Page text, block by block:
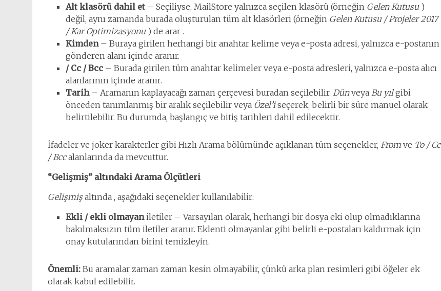
Alt klasörü dahil et– Seçiliyse, MailStore yalnızca seçilen klasörü (örneğin Gelen Kutusu)
değil, aynı zamanda burada oluşturulan tüm alt klasörleri (örneğin Gelen Kutusu / Projeler 2017
/ Kar Optimizasyonu) de arar .
Kimden– Buraya girilen herhangi bir anahtar kelime veya e-posta adresi, yalnızca e-postanın
gönderen alanı içinde aranır.
/ Cc / Bcc – Burada girilen tüm anahtar kelimeler veya e-posta adresleri, yalnızca e-posta alıcı
alanlarının içinde aranır.
Tarih– Aramanın kaplayacağı zaman çerçevesi buradan seçilebilir. Dünveya Bu yılgibi
önceden tanımlanmış bir aralık seçilebilir veya Özel’iseçerek, belirli bir süre manuel olarak
belirtilebilir. Bu durumda, başlangıç ​​ve bitiş tarihleri ​​dahil edilecektir.
İfadeler ve joker karakterler gibi Hızlı Arama bölümünde açıklanan tüm seçenekler, From ve To / Cc
/ Bccalanlarında da mevcuttur.
“Gelişmiş” altındaki Arama Ölçütleri
Gelişmişaltında , aşağıdaki seçenekler kullanılabilir:
Ekli / ekli olmayaniletiler – Varsayılan olarak, herhangi bir dosya eki olup olmadıklarına
bakılmaksızın tüm iletiler aranır. Eklenti olmayanlar gibi belirli e-postaları kaldırmak için
onay kutularından birini temizleyin.
Önemli: Bu aramalar zaman zaman kesin olmayabilir, çünkü arka plan resimleri gibi öğeler ek
olarak kabul edilebilir.